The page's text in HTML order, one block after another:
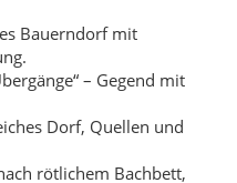
Bauerndorf mit
– Gegend mit
Dorf, Quellen und
rötlichem Bachbett,